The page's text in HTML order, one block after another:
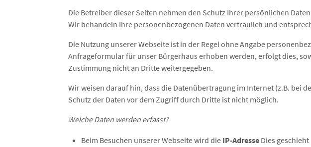
Die Betreiber dieser Seiten nehmen den Schutz Ihrer persönlichen
Wir behandeln Ihre personenbezogenen Daten vertraulich und
Die Nutzung unserer Webseite ist in der Regel ohne Angabe
Anfrageformular für unser Bürgerhaus erhoben werden, erfolgt dies,
Zustimmung nicht an Dritte weitergegeben.
Wir weisen darauf hin, dass die Datenübertragung im Internet (z.B. bei
Schutz der Daten vor dem Zugriff durch Dritte ist nicht möglich.
Welche Daten werden erfasst?
Beim Besuchen unserer Webseite wird die IP-AdresseDies geschieht